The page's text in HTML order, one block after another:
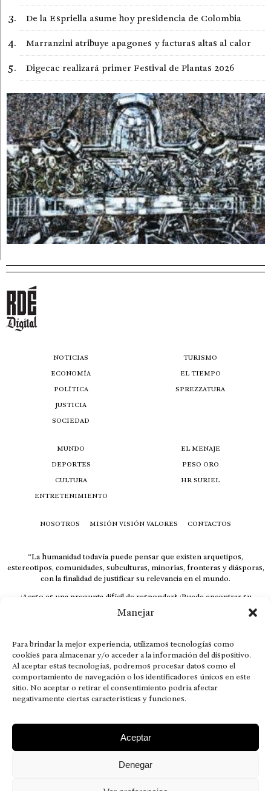
Manejar
Para brindar la mejor experiencia, utilizamos tecnologías como
cookies para almacenar y/o acceder a la información del dispositivo.
Al aceptar estas tecnologías, podremos procesar datos como el
comportamiento de navegación o los identificadores únicos en este
sitio. No aceptar o retirar el consentimiento podría afectar
negativamente ciertas características y funciones.
Aceptar
Denegar
De la Espriella asume hoy presidencia de Colombia
Marranzini atribuye apagones y facturas altas al calor
Digecac realizará primer Festival de Plantas 2026
NOTICIAS
ECONOMÍA
POLÍTICA
JUSTICIA
SOCIEDAD
TURISMO
EL TIEMPO
SPREZZATURA
MUNDO
DEPORTES
CULTURA
ENTRETENIMIENTO
EL MENAJE
PESO ORO
HR SURIEL
NOSOTROS MISIÓN VISIÓN VALORES CONTACTOS
“La humanidad todavía puede pensar que existen arquetipos,
estereotipos, comunidades, subculturas, minorías, fronteras y diásporas,
con la finalidad de justificar su relevancia en el mundo.
¿Acaso es una pregunta difícil de responder? ¿Puede encontrar su
respuesta al instante, otorgando al receptor cuestionado espacio y
velocidad suficiente para responder correctamente? De no ser así, el que
El concepto de familia no está limitado exclusivamente a la sangre; seres
que surgen en nuestro diario vivir suelen pesar más que los
emparentados. Más bien, el apego de estas dos versiones de seres
queridos mueve ideales provenientes de sus vivencias.
This is for nuestra gente.” – HRSuriel